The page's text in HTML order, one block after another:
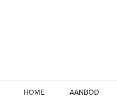
HOME AANBOD